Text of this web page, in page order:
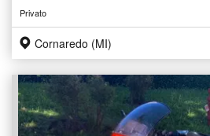
Privato
Cornaredo (MI)